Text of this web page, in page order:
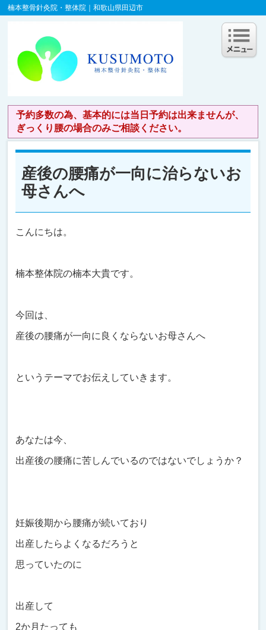
楠本整骨針灸院・整体院｜和歌山県田辺市
予約多数の為、基本的には当日予約は出来ませんが、
ぎっくり腰の場合のみご相談ください。
産後の腰痛が一向に治らないお
母さんへ
こんにちは。
楠本整体院の楠本大貴です。
今回は、
産後の腰痛が一向に良くならないお母さんへ
というテーマでお伝えしていきます。
あなたは今、
出産後の腰痛に苦しんでいるのではないでしょうか？
妊娠後期から腰痛が続いており
出産したらよくなるだろうと
思っていたのに
出産して
2か月たっても